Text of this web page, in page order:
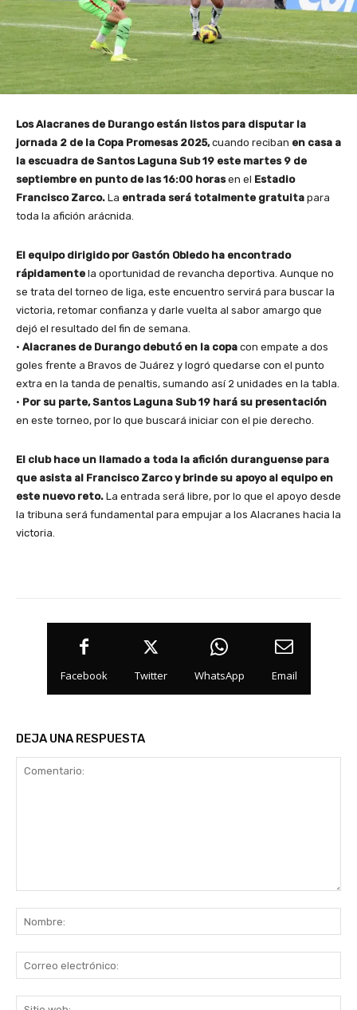
Los Alacranes de Durango están listos para disputar la
jornada 2 de la Copa Promesas 2025,cuando reciban en casa a
la escuadra de Santos Laguna Sub 19 este martes 9 de
septiembre en punto de las 16:00 horasen el Estadio
Francisco Zarco. La entrada será totalmente gratuita para
toda la afición arácnida.
El equipo dirigido por Gastón Obledo ha encontrado
rápidamente la oportunidad de revancha deportiva. Aunque no
se trata del torneo de liga, este encuentro servirá para buscar la
victoria, retomar confianza y darle vuelta al sabor amargo que
dejó el resultado del fin de semana.
• Alacranes de Durango debutó en la copa con empate a dos
goles frente a Bravos de Juárez y logró quedarse con el punto
extra en la tanda de penaltis, sumando así 2 unidades en la tabla.
• Por su parte, Santos Laguna Sub 19 hará su presentación
en este torneo, por lo que buscará iniciar con el pie derecho.
El club hace un llamado a toda la afición duranguense para
que asista al Francisco Zarco y brinde su apoyo al equipo en
este nuevo reto. La entrada será libre, por lo que el apoyo desde
la tribuna será fundamental para empujar a los Alacranes hacia la
victoria.
Facebook Twitter WhatsApp Email
DEJA UNA RESPUESTA